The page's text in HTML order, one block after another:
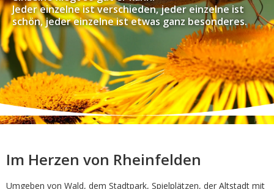
Jeder einzelne ist verschieden, jeder einzelne ist
schön, jeder einzelne ist etwas ganz besonderes.
Im Herzen von Rheinfelden
Umgeben von Wald, dem Stadtpark, Spielplätzen, der Altstadt mit